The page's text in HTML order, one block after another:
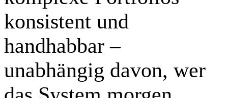
konsistent und
handhabbar –
unabhängig davon, wer